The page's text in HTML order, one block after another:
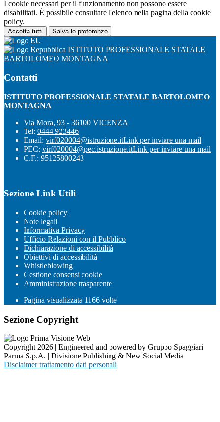
I cookie necessari per il funzionamento non possono essere
disabilitati. È possibile consultare l'elenco nella pagina della cookie
policy.
Accetta tutti Salva le preferenze
ISTITUTO PROFESSIONALE STATALE
BARTOLOMEO MONTAGNA
Contatti
ISTITUTO PROFESSIONALE STATALE BARTOLOMEO
MONTAGNA
Via Mora, 93 - 36100 VICENZA
Tel: 0444 923446
Email: virf020004@istruzione.itLink per inviare una mail
PEC: virf020004@pec.istruzione.itLink per inviare una mail
C.F.: 95125800243
Sezione Link Utili
Cookie policy
Note legali
Informativa Privacy
Ufficio Relazioni con il Pubblico
Dichiarazione di accessibilità
Obiettivi di accessibilità
Whistleblowing
Gestione consensi cookie
Amministrazione trasparente
Pagina visualizzata 1166 volte
Sezione Copyright
Copyright 2026 | Engineered and powered by Gruppo Spaggiari
Parma S.p.A. | Divisione Publishing & New Social Media
Disclaimer trattamento dati personali